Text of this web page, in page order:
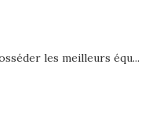
les meilleurs équ...